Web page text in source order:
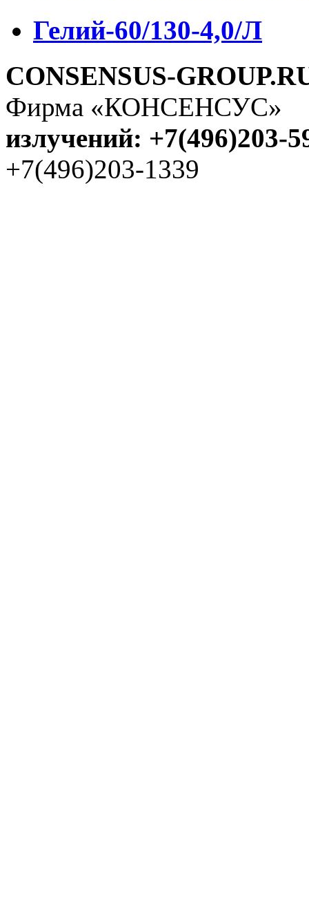
Гелий-60/130-4,0/Л
CONSENSUS-
Фирма
излучений: +7(496)203-
+7(496)203-1339